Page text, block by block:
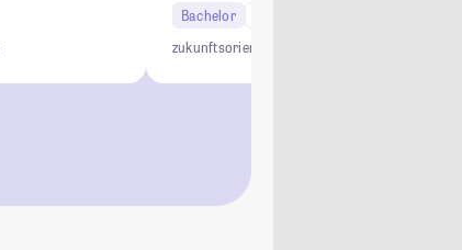
Bachelor
zukunftsorientiert